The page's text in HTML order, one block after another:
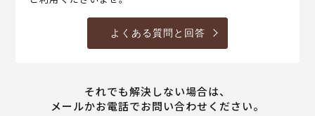
よくある質問と回答
それでも解決しない場合は、
メールかお電話でお問い合わせください。